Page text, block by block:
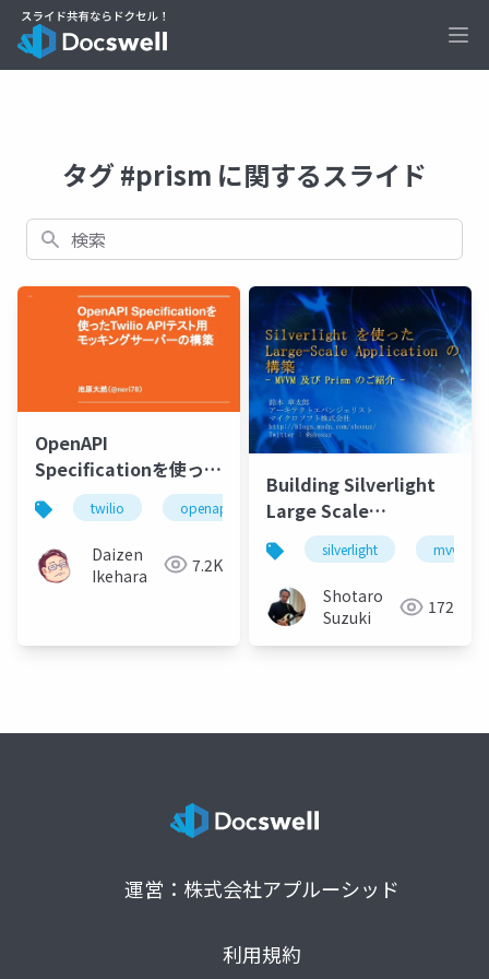
タグ #prism に関するスライド
検索
OpenAPI
Specificationを使った
Twilio APIテスト用モ
ッキングサーバーの構
築
twilio openapi prism node
Daizen
Ikehara
7.2K
Building Silverlight
Large Scale
Application Using
MVVM
silverlight mvvm
Shotaro
Suzuki
172
運営：株式会社アプルーシッド
利用規約